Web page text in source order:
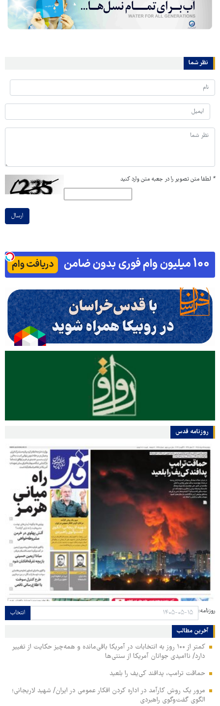
نظر شما
* لطفا متن تصویر را در جعبه متن وارد کنید
ارسال
روزنامه قدس
روزنامه: انتخاب
آخرین مطالب
کمتر از ۱۰۰ روز به انتخابات در آمریکا باقی‌مانده و همه‌چیز حکایت از تغییر
دارد/ ناامیدی جوانان آمریکا از سنتی‌ها
حماقت ترامپ، پدافند کی‌یف را بلعید
مرور یک روش کارآمد در اداره کردن افکار عمومی در ایران/ شهید لاریجانی؛
الگوی گفت‌وگوی راهبردی